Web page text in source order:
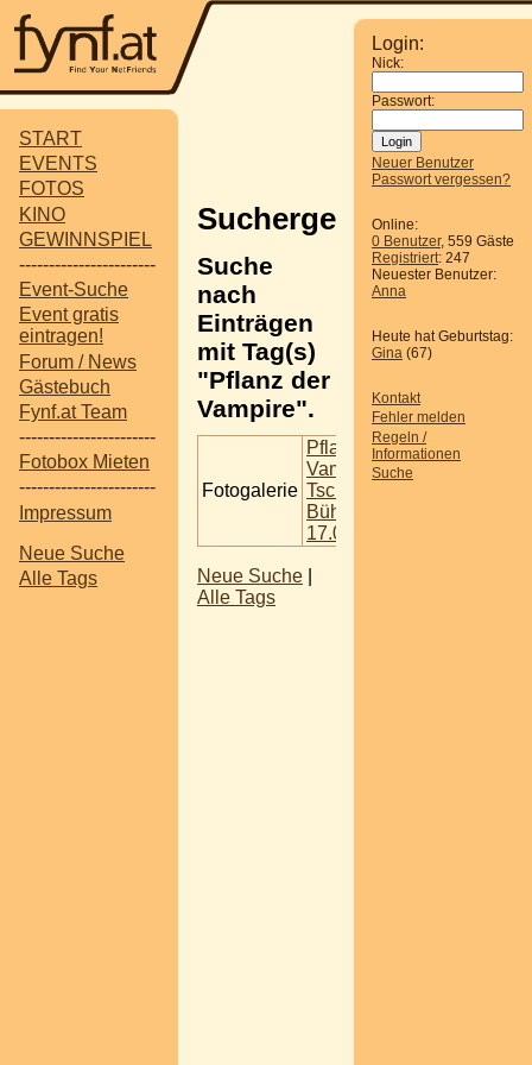
START
EVENTS
FOTOS
KINO
GEWINNSPIEL
-----------------------
Event-Suche
Event gratis
eintragen!
Forum / News
Gästebuch
Fynf.at Team
-----------------------
Fotobox Mieten
-----------------------
Impressum
Neue Suche
Alle Tags
Login:
Nick:
Passwort:
Neuer Benutzer
Passwort vergessen?
Online:
0 Benutzer, 559 Gäste
Registriert: 247
Neuester Benutzer:
Anna
Heute hat Geburtstag:
Gina (67)
Kontakt
Fehler melden
Regeln /
Informationen
Suche
Suchergebnisse
Suche
nach
Einträgen
mit Tag(s)
"Pflanz der
Vampire".
Fotogalerie
Pflanz der
Vampire @
Tschauner
Bühne
17.07.2018
Neue Suche
Alle Tags